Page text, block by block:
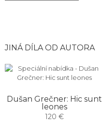
JINÁ DÍLA OD AUTORA
Dušan Grečner: Hic sunt
leones
120 €